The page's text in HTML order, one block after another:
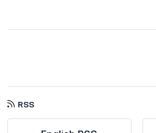
RSS